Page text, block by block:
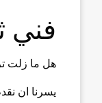
فني
هل ما زلت
يسرنا ان